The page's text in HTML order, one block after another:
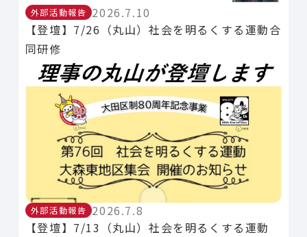
外部活動報告 2026.7.10
【登壇】7/26（丸山）社会を明るくする運動合
同研修
外部活動報告 2026.7.8
【登壇】7/13（丸山）社会を明るくする運動